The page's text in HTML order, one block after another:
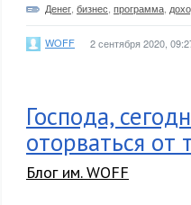
Денег бизнес программа
WOFF 2 сентября 2020,
Господа,
оторваться от
Блог им. WOFF